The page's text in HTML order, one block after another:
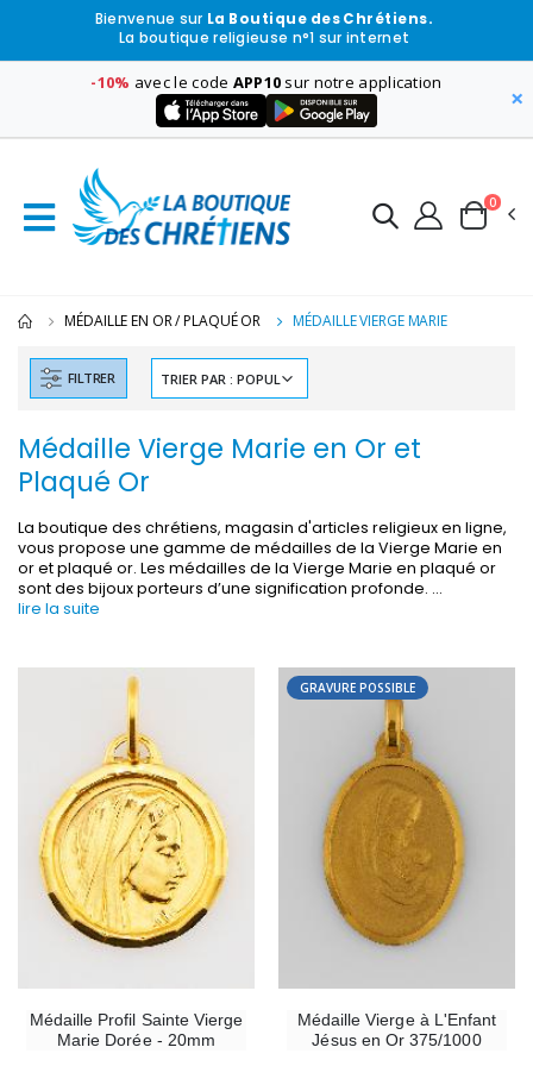
Bienvenue sur La Boutique des Chrétiens.
La boutique religieuse n°1 sur internet
-10% avec le code APP10 sur notre application
×
0
MÉDAILLE EN OR / PLAQUÉ OR MÉDAILLE VIERGE MARIE
FILTRER
Médaille Vierge Marie en Or et
Plaqué Or
La boutique des chrétiens, magasin d'articles religieux en ligne,
vous propose une gamme de médailles de la Vierge Marie en
or et plaqué or. Les médailles de la Vierge Marie en plaqué or
sont des bijoux porteurs d’une signification profonde. ...
lire la suite
Médaille Profil Sainte Vierge
Marie Dorée - 20mm
GRAVURE POSSIBLE
Médaille Vierge à L'Enfant
Jésus en Or 375/1000
€6.00
-10%
€10.00 €7.00
-20%